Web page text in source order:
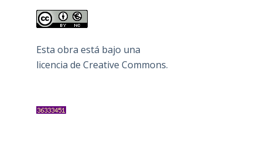
Esta obra está bajo una
licencia de Creative Commons.